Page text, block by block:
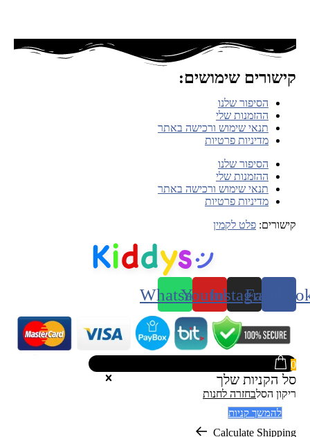
קישורים שימושים:
הסיפור שלנו
ההזמנות שלי
תנאי שימוש ורכישה באתר
מדיניות פרטיות
הסיפור שלנו
ההזמנות שלי
תנאי שימוש ורכישה באתר
מדיניות פרטיות
קישורים: פלט לקמין
Instagram
Youtube
Whatsapp
0
סל הקניות שלך
ריקון הסלבחזרה לחנות
להמשך קניות
Calculate Shipping